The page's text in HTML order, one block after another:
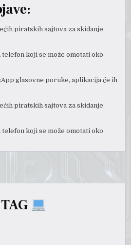
piratskih sajtova za skidanje
koji se može omotati oko
glasovne poruke, aplikacija će ih
piratskih sajtova za skidanje
koji se može omotati oko